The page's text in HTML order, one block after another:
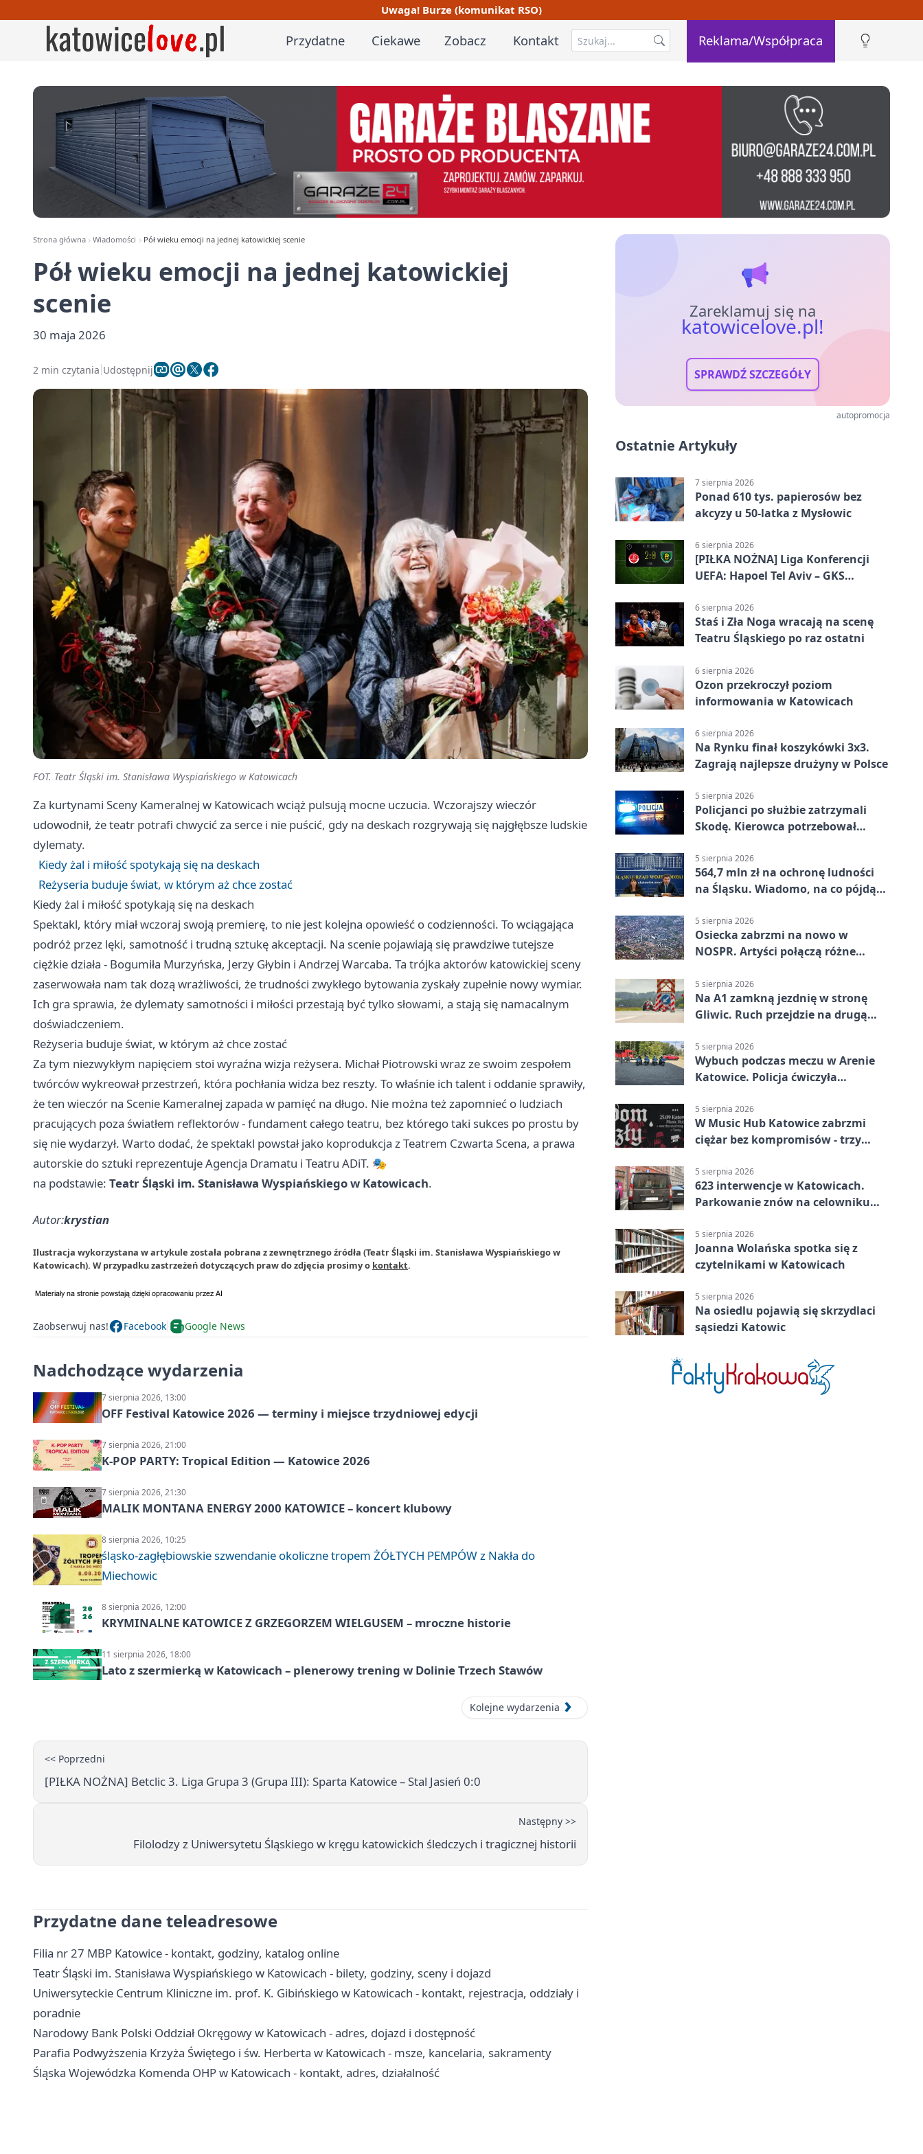
Uwaga! Burze (komunikat RSO)
Przydatne Ciekawe Zobacz Kontakt Reklama/Współpraca
Strona główna Wiadomości Pół wieku emocji na jednej katowickiej scenie
Pół wieku emocji na jednej katowickiej
scenie
30 maja 2026
2 min czytania Udostępnij
FOT. Teatr Śląski im. Stanisława Wyspiańskiego w Katowicach
Za kurtynami Sceny Kameralnej w Katowicach wciąż pulsują mocne uczucia. Wczorajszy wieczór
udowodnił, że teatr potrafi chwycić za serce i nie puścić, gdy na deskach rozgrywają się najgłębsze ludskie
dylematy.
Kiedy żal i miłość spotykają się na deskach
Reżyseria buduje świat, w którym aż chce zostać
Kiedy żal i miłość spotykają się na deskach
Spektakl, który miał wczoraj swoją premierę, to nie jest kolejna opowieść o codzienności. To wciągająca
podróż przez lęki, samotność i trudną sztukę akceptacji. Na scenie pojawiają się prawdziwe tutejsze
ciężkie działa - Bogumiła Murzyńska, Jerzy Głybin i Andrzej Warcaba. Ta trójka aktorów katowickiej sceny
zaserwowała nam tak dozą wrażliwości, że trudności zwykłego bytowania zyskały zupełnie nowy wymiar.
Ich gra sprawia, że dylematy samotności i miłości przestają być tylko słowami, a stają się namacalnym
doświadczeniem.
Reżyseria buduje świat, w którym aż chce zostać
Za tym niezwykłym napięciem stoi wyraźna wizja reżysera. Michał Piotrowski wraz ze swoim zespołem
twórców wykreował przestrzeń, która pochłania widza bez reszty. To właśnie ich talent i oddanie sprawiły,
że ten wieczór na Scenie Kameralnej zapada w pamięć na długo. Nie można też zapomnieć o ludziach
pracujących poza światłem reflektorów - fundament całego teatru, bez którego taki sukces po prostu by
się nie wydarzył. Warto dodać, że spektakl powstał jako koprodukcja z Teatrem Czwarta Scena, a prawa
autorskie do sztuki reprezentuje Agencja Dramatu i Teatru ADiT. 🎭
na podstawie: Teatr Śląski im. Stanisława Wyspiańskiego w Katowicach.
Autor:krystian
Ilustracja wykorzystana w artykule została pobrana z zewnętrznego źródła (Teatr Śląski im. Stanisława Wyspiańskiego w
Katowicach). W przypadku zastrzeżeń dotyczących praw do zdjęcia prosimy o kontakt.
Zaobserwuj nas! Facebook Google News
Nadchodzące wydarzenia
7 sierpnia 2026, 13:00
OFF Festival Katowice 2026 — terminy i miejsce trzydniowej edycji
7 sierpnia 2026, 21:00
K-POP PARTY: Tropical Edition — Katowice 2026
7 sierpnia 2026, 21:30
MALIK MONTANA ENERGY 2000 KATOWICE – koncert klubowy
8 sierpnia 2026, 10:25
śląsko-zagłębiowskie szwendanie okoliczne tropem ŻÓŁTYCH PEMPÓW z Nakła do
Miechowic
8 sierpnia 2026, 12:00
KRYMINALNE KATOWICE Z GRZEGORZEM WIELGUSEM – mroczne historie
11 sierpnia 2026, 18:00
Lato z szermierką w Katowicach – plenerowy trening w Dolinie Trzech Stawów
Kolejne wydarzenia
<< Poprzedni
[PIŁKA NOŻNA] Betclic 3. Liga Grupa 3 (Grupa III): Sparta Katowice – Stal Jasień 0:0
Następny >>
Filolodzy z Uniwersytetu Śląskiego w kręgu katowickich śledczych i tragicznej historii
Przydatne dane teleadresowe
Filia nr 27 MBP Katowice - kontakt, godziny, katalog online
Teatr Śląski im. Stanisława Wyspiańskiego w Katowicach - bilety, godziny, sceny i dojazd
Uniwersyteckie Centrum Kliniczne im. prof. K. Gibińskiego w Katowicach - kontakt, rejestracja, oddziały i
poradnie
Narodowy Bank Polski Oddział Okręgowy w Katowicach - adres, dojazd i dostępność
Parafia Podwyższenia Krzyża Świętego i św. Herberta w Katowicach - msze, kancelaria, sakramenty
Śląska Wojewódzka Komenda OHP w Katowicach - kontakt, adres, działalność
Zareklamuj się na
katowicelove.pl!
SPRAWDŹ SZCZEGÓŁY
autopromocja
Ostatnie Artykuły
7 sierpnia 2026
Ponad 610 tys. papierosów bez
akcyzy u 50-latka z Mysłowic
6 sierpnia 2026
[PIŁKA NOŻNA] Liga Konferencji
UEFA: Hapoel Tel Aviv – GKS
rundy kwalifikacyjnej
6 sierpnia 2026
Staś i Zła Noga wracają na scenę
Teatru Śląskiego po raz ostatni
6 sierpnia 2026
Ozon przekroczył poziom
informowania w Katowicach
6 sierpnia 2026
Na Rynku finał koszykówki 3x3.
Zagrają najlepsze drużyny w Polsce
5 sierpnia 2026
Policjanci po służbie zatrzymali
Skodę. Kierowca potrzebował
5 sierpnia 2026
564,7 mln zł na ochronę ludności
na Śląsku. Wiadomo, na co pójdą
5 sierpnia 2026
Osiecka zabrzmi na nowo w
NOSPR. Artyści połączą różne
5 sierpnia 2026
Na A1 zamkną jezdnię w stronę
Gliwic. Ruch przejdzie na drugą
5 sierpnia 2026
Wybuch podczas meczu w Arenie
Katowice. Policja ćwiczyła
5 sierpnia 2026
W Music Hub Katowice zabrzmi
ciężar bez kompromisów - trzy
5 sierpnia 2026
623 interwencje w Katowicach.
Parkowanie znów na celowniku
5 sierpnia 2026
Joanna Wolańska spotka się z
czytelnikami w Katowicach
5 sierpnia 2026
Na osiedlu pojawią się skrzydlaci
sąsiedzi Katowic